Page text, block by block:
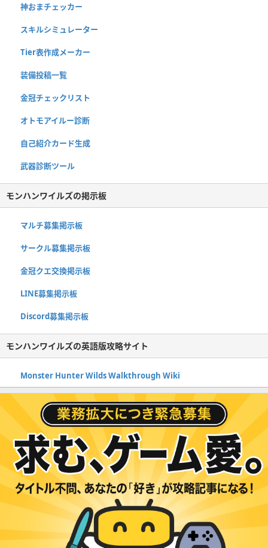
神おまチェッカー
スキルシミュレーター
Tier表作成メーカー
装備投稿一覧
金冠チェックリスト
オトモアイルー診断
自己紹介カード生成
武器診断ツール
モンハンワイルズの掲示板
マルチ募集掲示板
サークル募集掲示板
金冠クエ交換掲示板
LINE募集掲示板
Discord募集掲示板
モンハンワイルズの英語版攻略サイト
Monster Hunter Wilds Walkthrough Wiki